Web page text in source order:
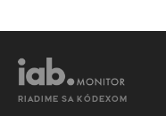
RIADIME SA KÓDEXOM